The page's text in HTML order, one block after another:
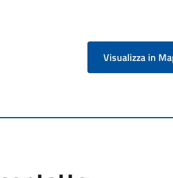
Visualizza in